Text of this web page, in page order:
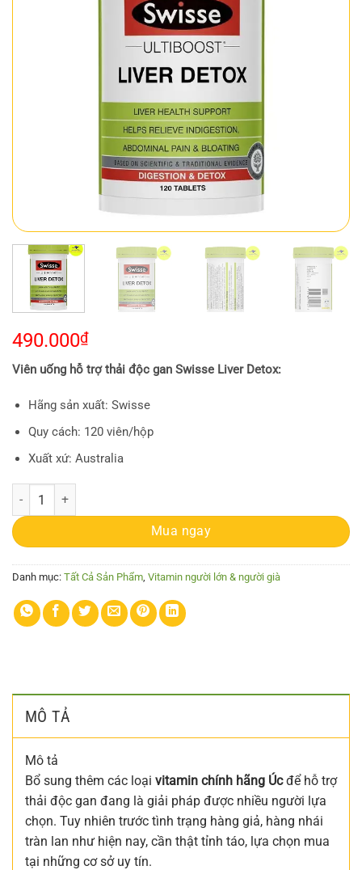
490.000₫
Viên uống hỗ trợ thải độc gan Swisse Liver Detox:
Hãng sản xuất: Swisse
Quy cách: 120 viên/hộp
Xuất xứ: Australia
Swisse Liver Detox - Viên uống hỗ trợ giải độc gan (120 viên) số lượng
Mua ngay
Danh mục: Tất Cả Sản Phẩm, Vitamin người lớn & người già
MÔ TẢ
Mô tả
Bổ sung thêm các loại vitamin chính hãng Úcđể hỗ trợ
thải độc gan đang là giải pháp được nhiều người lựa
chọn. Tuy nhiên trước tình trạng hàng giả, hàng nhái
tràn lan như hiện nay, cần thật tỉnh táo, lựa chọn mua
tại những cơ sở uy tín.